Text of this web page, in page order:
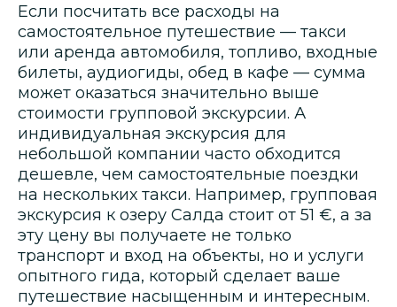
Если посчитать все расходы на
самостоятельное путешествие — такси
или аренда автомобиля, топливо, входные
билеты, аудиогиды, обед в кафе — сумма
может оказаться значительно выше
стоимости групповой экскурсии. А
индивидуальная экскурсия для
небольшой компании часто обходится
дешевле, чем самостоятельные поездки
на нескольких такси. Например, групповая
экскурсия к озеру Салда стоит от 51 €, а за
эту цену вы получаете не только
транспорт и вход на объекты, но и услуги
опытного гида, который сделает ваше
путешествие насыщенным и интересным.